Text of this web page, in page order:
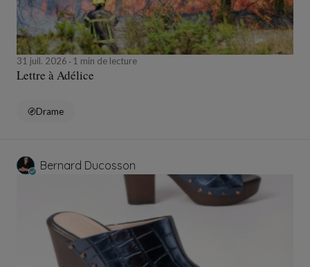
31 juil. 2026 1 min de lecture
Lettre à Adélice
Drame
Bernard Ducosson